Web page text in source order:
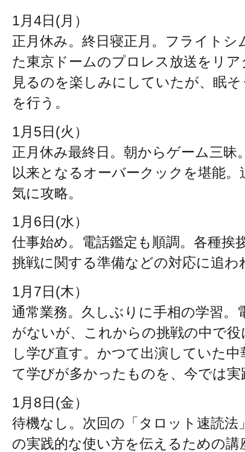
1月4日(月）
正月休み。終日寝正月。フライト
た東京ドームのプロレス放送をリ
見るのを楽しみにしていたが、眠
を行う。
1月5日(火）
正月休み最終日。朝からゲーム三
以来となるオーバークックを堪能
気に攻略。
1月6日(水）
仕事始め。電話鑑定も順調。各種
挑戦に関する準備などの対応に追わ
1月7日(木）
通常業務。久しぶりに手相の学習
がないが、これからの挑戦の中で
し学び直す。かつて出演していた
て学びが多かったものを、今では実
1月8日(金）
待機なし。次回の「タロット速読
の実践的な使い方を伝えるための